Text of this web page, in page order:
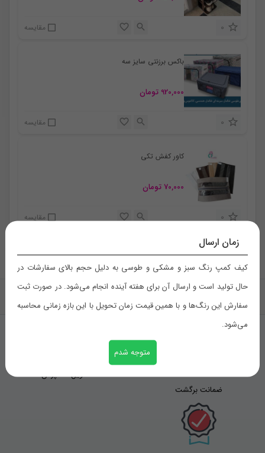
زمان ارسال
کیف کمپ رنگ سبز و مشکی و طوسی به دلیل حجم بالای سفارشات در
حال تولید است و ارسال آن برای هفته آینده انجام می‌شود. در صورت ثبت
سفارش این رنگ‌ها و با همین قیمت زمان تحویل با این بازه زمانی محاسبه
می‌شود.
متوجه شدم
0 مقایسه
باکس برزنتی سایز سه
920,000تومان
0 مقایسه
کاور کفش تکی
70,000تومان
0 مقایسه
بازگشت به بالا
ضمانت برگشت
تحویل اکسپرس